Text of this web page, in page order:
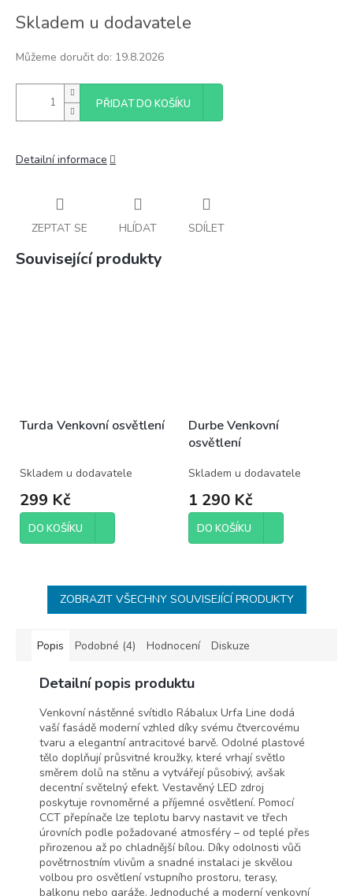
cena:
Skladem u dodavatele
Můžeme doručit do: 19.8.2026
PŘIDAT DO KOŠÍKU
Detailní informace
ZEPTAT SE HLÍDAT SDÍLET
Související produkty
Turda Venkovní osvětlení
Skladem u dodavatele
299 Kč
DO KOŠÍKU
Durbe Venkovní
osvětlení
Skladem u dodavatele
1 290 Kč
DO KOŠÍKU
ZOBRAZIT VŠECHNY SOUVISEJÍCÍ PRODUKTY
Popis Podobné (4) Hodnocení Diskuze
Detailní popis produktu
Venkovní nástěnné svítidlo Rábalux Urfa Line dodá
vaší fasádě moderní vzhled díky svému čtvercovému
tvaru a elegantní antracitové barvě. Odolné plastové
tělo doplňují průsvitné kroužky, které vrhají světlo
směrem dolů na stěnu a vytvářejí působivý, avšak
decentní světelný efekt. Vestavěný LED zdroj
poskytuje rovnoměrné a příjemné osvětlení. Pomocí
CCT přepínače lze teplotu barvy nastavit ve třech
úrovních podle požadované atmosféry – od teplé přes
přirozenou až po chladnější bílou. Díky odolnosti vůči
povětrnostním vlivům a snadné instalaci je skvělou
volbou pro osvětlení vstupního prostoru, terasy,
balkonu nebo garáže. Jednoduché a moderní venkovní